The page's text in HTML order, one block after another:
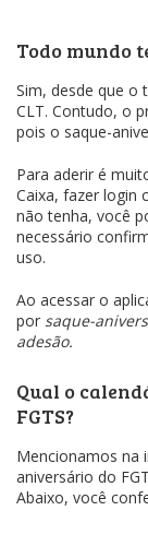
Todo mundo
Sim, desde que o
CLT. Contudo, o
pois o saque-
Para aderir é
Caixa, fazer login
não tenha, você
necessário
uso.
Ao acessar o
por saque-
adesão.
Qual o
FGTS?
Mencionamos na
aniversário do
Abaixo, você